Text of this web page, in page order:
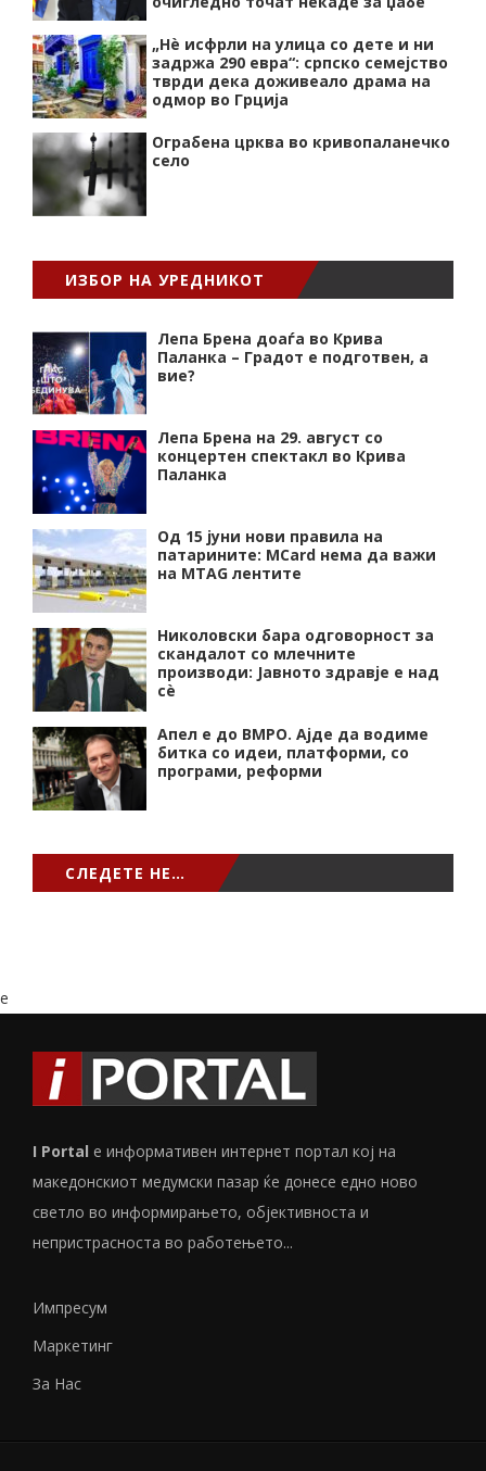
„Нѐ исфрли на улица со дете и ни
задржа 290 евра“: српско семејство
тврди дека доживеало драма на
одмор во Грција
Ограбена црква во кривопаланечко
село
ИЗБОР НА УРЕДНИКОТ
Лепа Брена доаѓа во Крива
Паланка – Градот е подготвен, а
вие?
Лепа Брена на 29. август со
концертен спектакл во Крива
Паланка
Од 15 јуни нови правила на
патарините: MCard нема да важи
на MTAG лентите
Николовски бара одговорност за
скандалот со млечните
производи: Јавното здравје е над
сѐ
Апел е до ВМРО. Ајде да водиме
битка со идеи, платформи, со
програми, реформи
СЛЕДЕТЕ НЕ…
e
I Portal е информативен интернет портал кој на
македонскиот медумски пазар ќе донесе едно ново
светло во информирањето, објективноста и
непристрасноста во работењето...
Импресум
Маркетинг
За Нас